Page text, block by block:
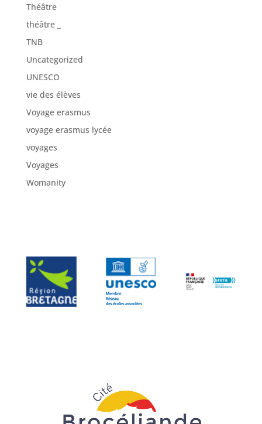
Théâtre
théâtre _
TNB
Uncategorized
UNESCO
vie des élèves
Voyage erasmus
voyage erasmus lycée
voyages
Voyages
Womanity